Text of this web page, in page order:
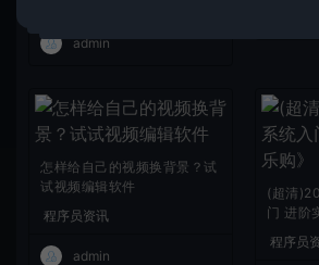
admin
怎样给自己的视频换背景？试
试视频编辑软件
程序员资讯
admin
(超清
门 进阶
程序员